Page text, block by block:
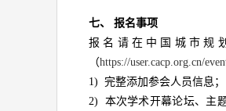
七、 报名事项
报名请在中国城市规
（https://user.cacp.org.cn/
1) 完整添加参会人员信息；
2) 本次学术开幕论坛、主